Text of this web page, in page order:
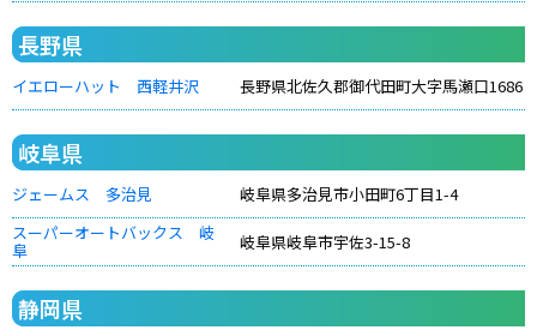
長野県
イエローハット 西軽井沢 長野県北佐久郡御代田町大字馬瀬口1686
岐阜県
ジェームス 多治見
岐阜県多治見市小田町6丁目1-4
スーパーオートバックス 岐
阜 岐阜県岐阜市宇佐3-15-8
静岡県